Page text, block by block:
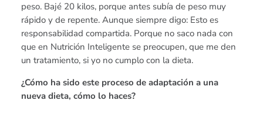
peso. Bajé 20 kilos, porque antes subía de peso muy
rápido y de repente. Aunque siempre digo: Esto es
responsabilidad compartida. Porque no saco nada con
que en Nutrición Inteligente se preocupen, que me den
un tratamiento, si yo no cumplo con la dieta.
¿Cómo ha sido este proceso de adaptación a una
nueva dieta, cómo lo haces?